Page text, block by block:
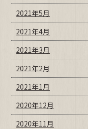
2021年5月
2021年4月
2021年3月
2021年2月
2021年1月
2020年12月
2020年11月